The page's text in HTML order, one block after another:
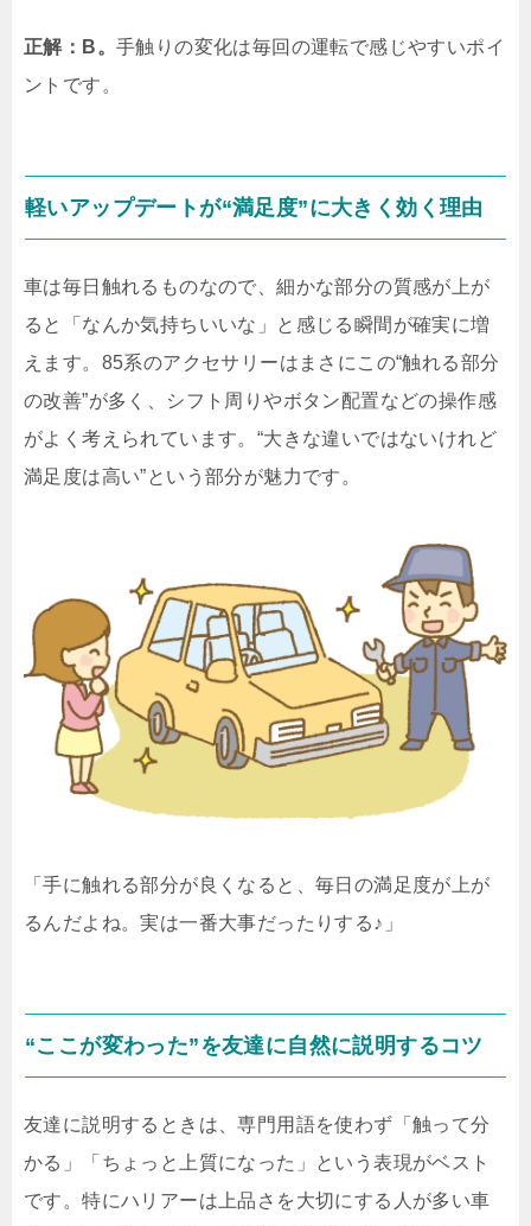
正解：B。 手触りの変化は毎回の運転で感じやすいポイ
ントです。
軽いアップデートが“満足度”に大きく効く理由
車は毎日触れるものなので、細かな部分の質感が上が
ると「なんか気持ちいいな」と感じる瞬間が確実に増
えます。85系のアクセサリーはまさにこの“触れる部分
の改善”が多く、シフト周りやボタン配置などの操作感
がよく考えられています。“大きな違いではないけれど
満足度は高い”という部分が魅力です。
「手に触れる部分が良くなると、毎日の満足度が上が
るんだよね。実は一番大事だったりする♪」
“ここが変わった”を友達に自然に説明するコツ
友達に説明するときは、専門用語を使わず「触って分
かる」「ちょっと上質になった」という表現がベスト
です。特にハリアーは上品さを大切にする人が多い車